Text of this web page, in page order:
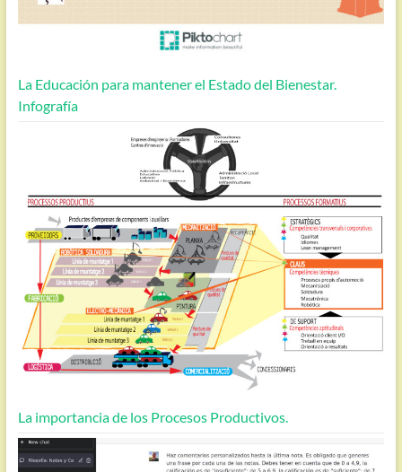
La Educación para mantener el Estado del Bienestar.
Infografía
La importancia de los Procesos Productivos.